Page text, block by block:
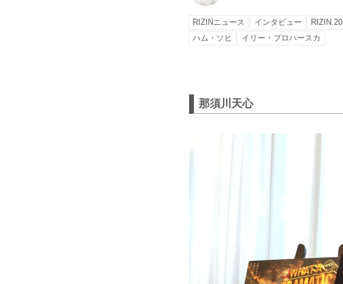
RIZINニュース インタビュー RIZIN.20
ハム・ソヒ
イリー・プロハースカ
那須川天心